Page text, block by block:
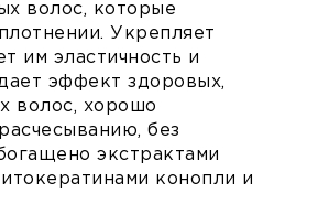
волос, которые
Укрепляет
им эластичность и
эффект здоровых,
волос, хорошо
без
экстрактами
конопли и